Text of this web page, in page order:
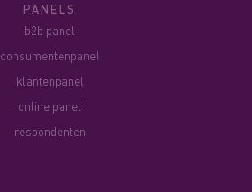
PANELS
b2b panel
consumentenpanel
klantenpanel
online panel
respondenten